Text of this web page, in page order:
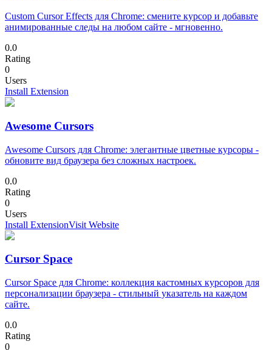
Custom Cursor Effects для Chrome: смените курсор и добавьте
анимированные следы на любом сайте - мгновенно.
0.0
Rating
0
Users
Install Extension
Awesome Cursors
Awesome Cursors для Chrome: элегантные цветные курсоры -
обновите вид браузера без сложных настроек.
0.0
Rating
0
Users
Install ExtensionVisit Website
Cursor Space
Cursor Space для Chrome: коллекция кастомных курсоров для
персонализации браузера - стильный указатель на каждом
сайте.
0.0
Rating
0